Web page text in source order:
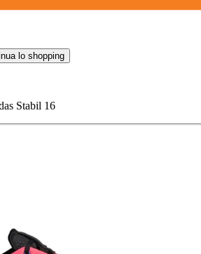
lo shopping
Stabil 16